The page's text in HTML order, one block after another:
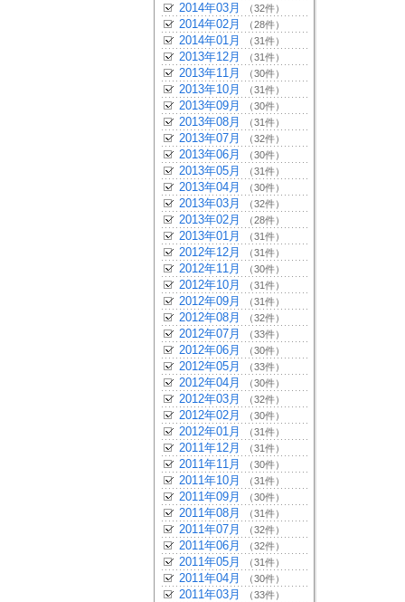
2014年03月 （32件）
2014年02月 （28件）
2014年01月 （31件）
2013年12月 （31件）
2013年11月 （30件）
2013年10月 （31件）
2013年09月 （30件）
2013年08月 （31件）
2013年07月 （32件）
2013年06月 （30件）
2013年05月 （31件）
2013年04月 （30件）
2013年03月 （32件）
2013年02月 （28件）
2013年01月 （31件）
2012年12月 （31件）
2012年11月 （30件）
2012年10月 （31件）
2012年09月 （31件）
2012年08月 （32件）
2012年07月 （33件）
2012年06月 （30件）
2012年05月 （33件）
2012年04月 （30件）
2012年03月 （32件）
2012年02月 （30件）
2012年01月 （31件）
2011年12月 （31件）
2011年11月 （30件）
2011年10月 （31件）
2011年09月 （30件）
2011年08月 （31件）
2011年07月 （32件）
2011年06月 （32件）
2011年05月 （31件）
2011年04月 （30件）
2011年03月 （33件）